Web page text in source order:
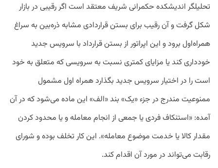
تحلیلگر اندیشکده حکمرانی شریف معتقد است اگر رقیبی در بازار
شکل گرفت و آن رقیب برای بستن قراردادی مشابه ذره‌بین به سراغ
همراه‌اول برود و این اپراتور از بستن قرارداد با سرویس جدید
خودداری کند یا مزایای کمتری نسبت به سرویسی که متعلق به خود
است را در اختیار سرویس جدید بگذارد همراه اول مشمول
ممنوعیت مندرج در جزء «یک» بند «الف» این ماده می‌شود که در آن
آمده: «استنکاف فردی یا جمعی از انجام معامله و یا محدود کردن
مقدار کالا یا خدمت موضوع معامله». این کار تخلف بوده و شورای
رقابت می‌تواند در مورد آن اقدام کند.